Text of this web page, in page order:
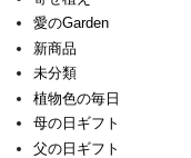
愛のGarden
新商品
未分類
植物色の毎日
母の日ギフト
父の日ギフト